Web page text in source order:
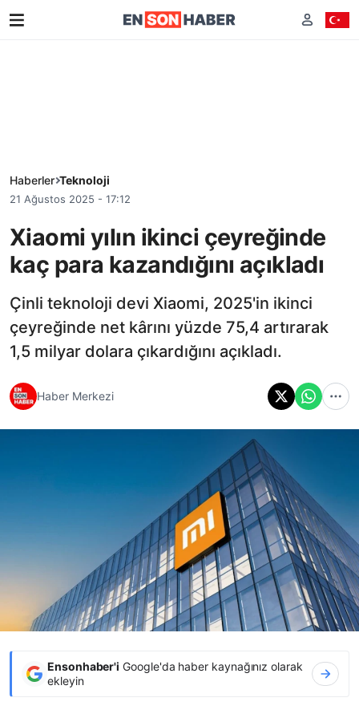
Haberler Teknoloji
21 Ağustos 2025 - 17:12
Xiaomi yılın ikinci çeyreğinde
kaç para kazandığını açıkladı
Çinli teknoloji devi Xiaomi, 2025'in ikinci
çeyreğinde net kârını yüzde 75,4 artırarak
1,5 milyar dolara çıkardığını açıkladı.
Haber Merkezi
Ensonhaber'i Google'da haber kaynağınız olarak
ekleyin